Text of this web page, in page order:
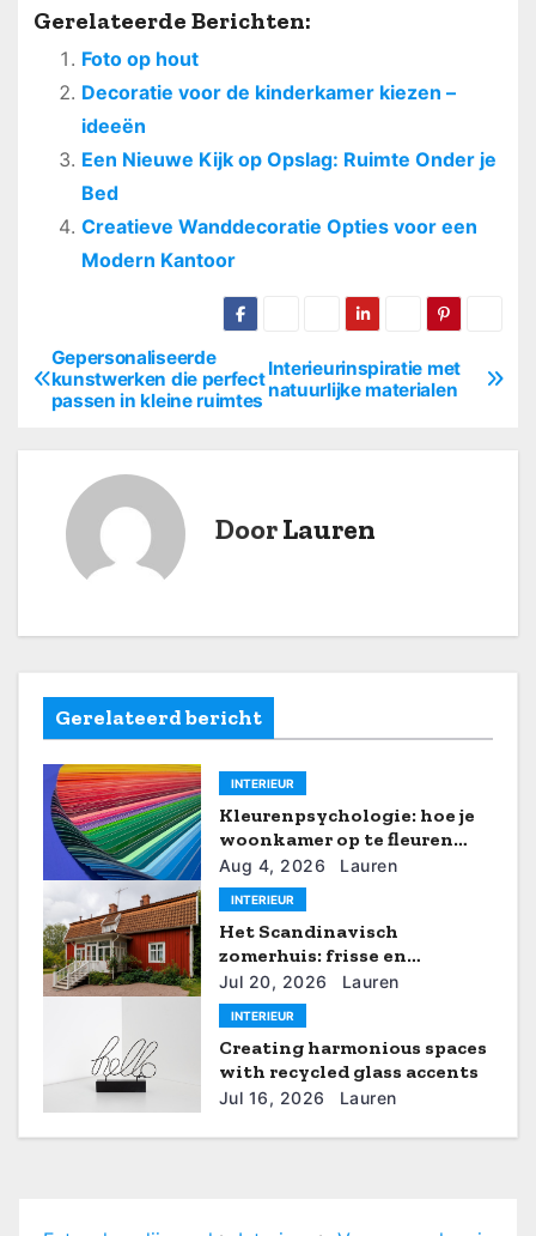
Gerelateerde Berichten:
Foto op hout
Decoratie voor de kinderkamer kiezen –
ideeën
Een Nieuwe Kijk op Opslag: Ruimte Onder je
Bed
Creatieve Wanddecoratie Opties voor een
Modern Kantoor
B
n
a
v
g
a
t
e
Interieurinspiratie met
natuurlijke materialen
Gepersonaliseerde
kunstwerken die perfect
passen in kleine ruimtes
DoorLauren
Gerelateerd bericht
INTERIEUR
Kleurenpsychologie: hoe je
woonkamer op te fleuren
met zomerse tinten
Aug 4, 2026 Lauren
INTERIEUR
Het Scandinavisch
zomerhuis: frisse en
rustgevende interieurideeën
Jul 20, 2026 Lauren
INTERIEUR
Creating harmonious spaces
with recycled glass accents
Jul 16, 2026 Lauren